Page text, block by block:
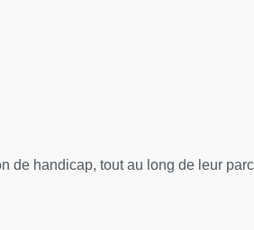
Paris Cité, spécialisé en
de handicap, tout au long de leur